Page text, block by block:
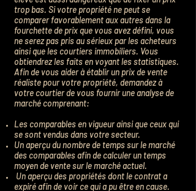
trop bas. Si votre propriété ne peut se
comparer favorablement aux autres dans la
fourchette de prix que vous avez défini, vous
ne serez pas pris au sérieux par les acheteurs
ainsi que les courtiers immobiliers. Vous
obtiendrez les faits en voyant les statistiques.
Afin de vous aider à établir un prix de vente
réaliste pour votre propriété, demandez à
votre courtier de vous fournir une analyse de
marché comprenant:
Les comparables en vigueur ainsi que ceux qui
se sont vendus dans votre secteur.
Un aperçu du nombre de temps sur le marché
des comparables afin de calculer un temps
moyen de vente sur le marché actuel.
Un aperçu des propriétés dont le contrat a
expiré afin de voir ce qui a pu être en cause.